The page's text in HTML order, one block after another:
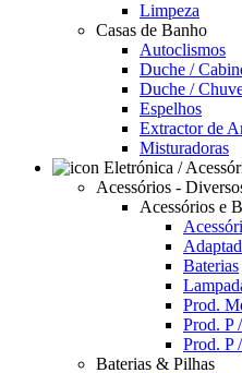
Limpeza
Casas de Banho
Autoclismos
Duche /
Duche /
Espelhos
Extractor de
Misturadoras
Acessórios -
Acessórios e
Baterias
Prod.
Prod. P
Prod. P
Baterias & Pilhas